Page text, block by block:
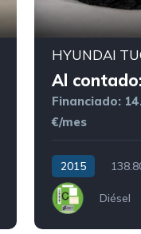
Al
Financiado:
€/mes
2015
Diésel